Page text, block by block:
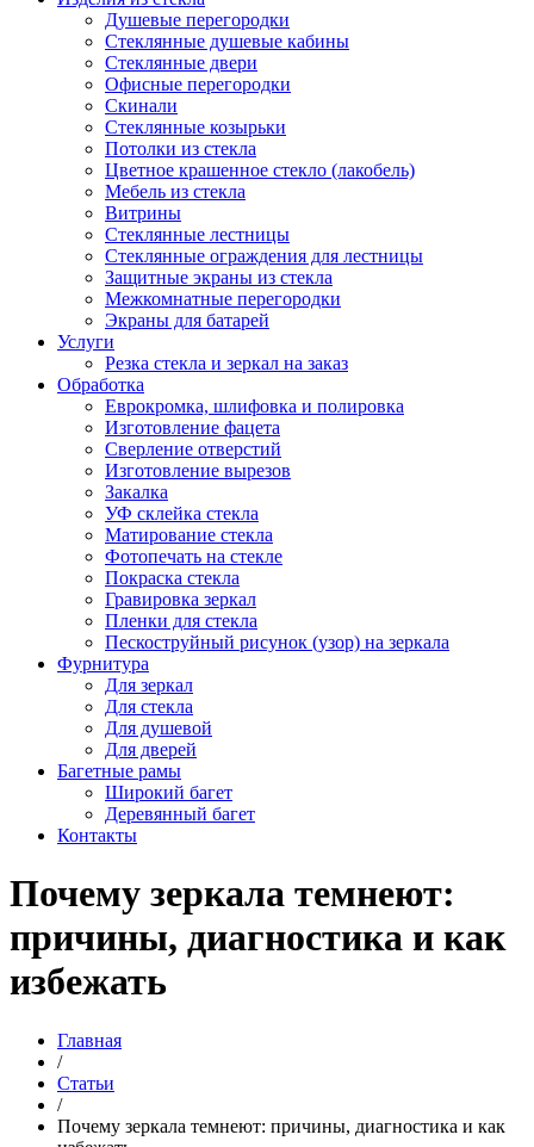
Душевые перегородки
Стеклянные душевые кабины
Стеклянные двери
Офисные перегородки
Скинали
Стеклянные козырьки
Потолки из стекла
Цветное крашенное стекло (лакобель)
Мебель из стекла
Витрины
Стеклянные лестницы
Стеклянные ограждения для лестницы
Защитные экраны из стекла
Межкомнатные перегородки
Экраны для батарей
Услуги
Резка стекла и зеркал на заказ
Обработка
Еврокромка, шлифовка и полировка
Изготовление фацета
Сверление отверстий
Изготовление вырезов
Закалка
УФ склейка стекла
Матирование стекла
Фотопечать на стекле
Покраска стекла
Гравировка зеркал
Пленки для стекла
Пескоструйный рисунок (узор) на зеркала
Фурнитура
Для зеркал
Для стекла
Для душевой
Для дверей
Багетные рамы
Широкий багет
Деревянный багет
Контакты
Почему зеркала темнеют:
причины, диагностика и как
избежать
Главная
/
Статьи
/
Почему зеркала темнеют: причины, диагностика и как